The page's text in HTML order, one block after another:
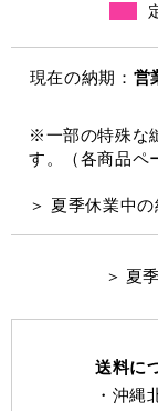
現在の納期： 営
※一部の特殊な
す。（各商品ペ
＞ 夏季休業中
＞ 夏
送料に
・沖縄